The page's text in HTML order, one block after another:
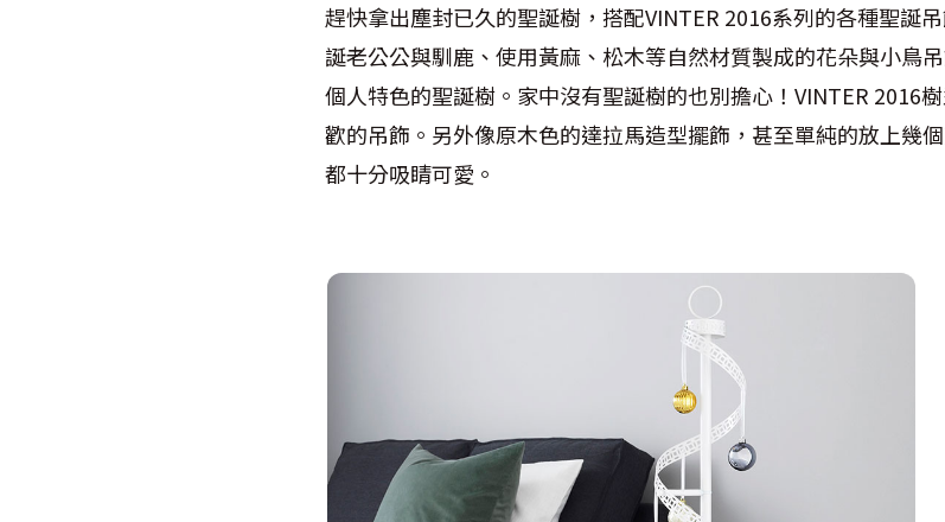
趕快拿出塵封已久的聖誕樹，搭配VINTER 2016系列的各種聖誕
誕老公公與馴鹿、使用黃麻、松木等自然材質製成的花朵與小鳥
個人特色的聖誕樹。家中沒有聖誕樹的也別擔心！VINTER 2016
歡的吊飾。另外像原木色的達拉馬造型擺飾，甚至單純的放上幾
都十分吸睛可愛。